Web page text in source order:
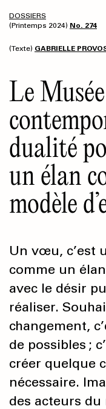
DOSSIERS
(Printemps 2024) No. 274
(Texte) GABRIELLE
Le
dualité
un élan
modèle
Un vœu, c’est
comme un
avec le désir
réaliser.
changement,
de possibles ;
créer quelque
nécessaire.
des acteurs